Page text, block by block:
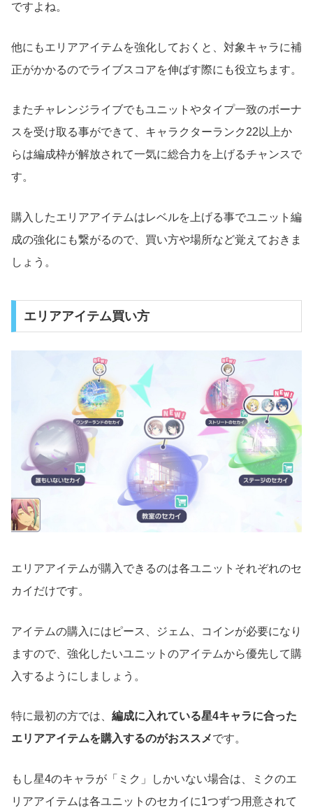
ですよね。
他にもエリアアイテムを強化しておくと、対象キャラに補
正がかかるのでライブスコアを伸ばす際にも役立ちます。
またチャレンジライブでもユニットやタイプ一致のボーナ
スを受け取る事ができて、キャラクターランク22以上か
らは編成枠が解放されて一気に総合力を上げるチャンスで
す。
購入したエリアアイテムはレベルを上げる事でユニット編
成の強化にも繋がるので、買い方や場所など覚えておきま
しょう。
エリアアイテム買い方
エリアアイテムが購入できるのは各ユニットそれぞれのセ
カイだけです。
アイテムの購入にはピース、ジェム、コインが必要になり
ますので、強化したいユニットのアイテムから優先して購
入するようにしましょう。
特に最初の方では、 編成に入れている星4キャラに合った
エリアアイテムを購入するのがおススメです。
もし星4のキャラが「ミク」しかいない場合は、ミクのエ
リアアイテムは各ユニットのセカイに1つずつ用意されて